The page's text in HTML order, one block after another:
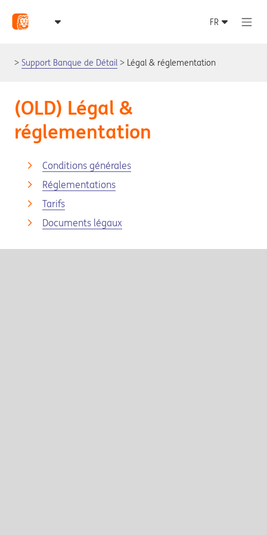
Support Banque de Détail Légal & réglementation
(OLD) Légal &
réglementation
Conditions générales
Réglementations
Tarifs
Documents légaux